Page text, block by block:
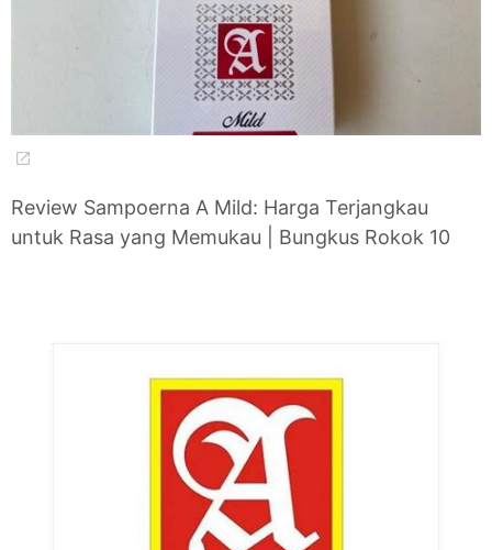
Review Sampoerna A Mild: Harga Terjangkau
untuk Rasa yang Memukau | Bungkus Rokok 10